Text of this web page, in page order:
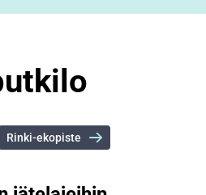
Rinki-ekopiste